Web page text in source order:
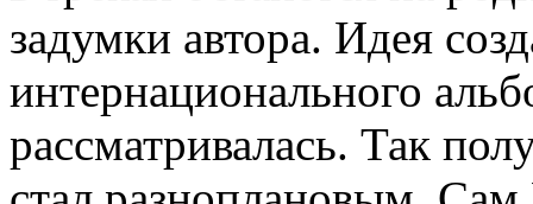
задумки автора. Идея
интернационального
рассматривалась. Так